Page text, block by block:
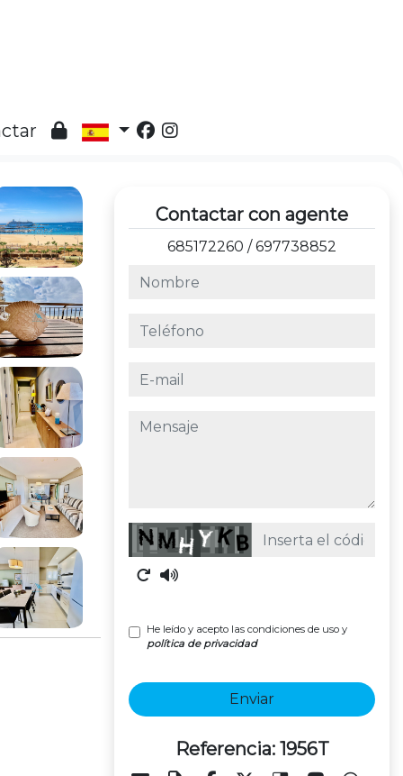
Contactar con agente
685172260 /697738852
nombre
teléfono
e-mail
mensaje
Captcha
He leído y acepto las condiciones de uso y
política de privacidad
Enviar
Referencia: 1956T